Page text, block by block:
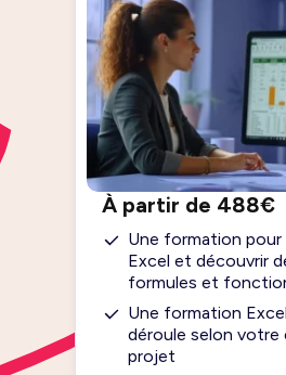
À partir de 488€
Une formation
Excel et découvrir
formules et
Une formation
déroule selon
projet